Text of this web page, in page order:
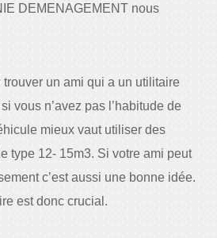
DEMENAGEMENT nous
un ami qui a un utilitaire
vous n’avez pas l’habitude de
mieux vaut utiliser des
type 12- 15m3. Si votre ami peut
c’est aussi une bonne idée.
est donc crucial.